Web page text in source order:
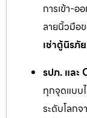
การเข้า-
ลายนิ้วมือ
เช่าตู้นิรภัย
รปภ. และ
ทุกจุดแบบ
ระดับโลก